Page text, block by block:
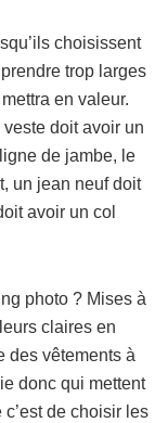
choisissent
trop larges
en valeur.
doit avoir un
de jambe, le
un jean neuf doit
avoir un col
photo ? Mises à
claires en
des vêtements à
donc qui mettent
de choisir les